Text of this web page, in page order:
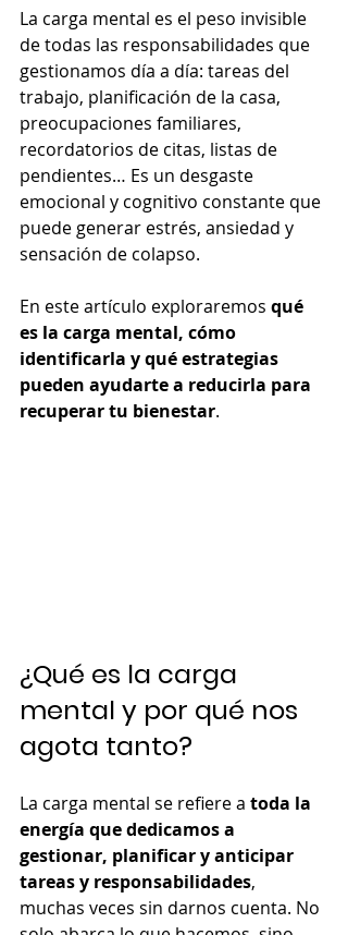
La carga mental es el peso invisible
de todas las responsabilidades que
gestionamos día a día: tareas del
trabajo, planificación de la casa,
preocupaciones familiares,
recordatorios de citas, listas de
pendientes… Es un desgaste
emocional y cognitivo constante que
puede generar estrés, ansiedad y
sensación de colapso.
En este artículo exploraremos qué
es la carga mental, cómo
identificarla y qué estrategias
pueden ayudarte a reducirla para
recuperar tu bienestar.
¿Qué es la carga
mental y por qué nos
agota tanto?
La carga mental se refiere a toda la
energía que dedicamos a
gestionar, planificar y anticipar
tareas y responsabilidades,
muchas veces sin darnos cuenta. No